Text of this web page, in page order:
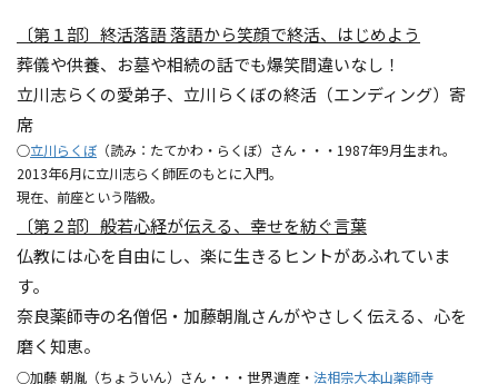
〔第１部〕終活落語 落語から笑顔で終活、はじめよう
葬儀や供養、お墓や相続の話でも爆笑間違いなし！
立川志らくの愛弟子、立川らくぼの終活（エンディング）寄
席
○立川らくぼ （読み：たてかわ・らくぼ）さん・・・1987年9月生まれ。
2013年6月に立川志らく師匠のもとに入門。
現在、前座という階級。
〔第２部〕般若心経が伝える、幸せを紡ぐ言葉
仏教には心を自由にし、楽に生きるヒントがあふれていま
す。
奈良薬師寺の名僧侶・加藤朝胤さんがやさしく伝える、心を
磨く知恵。
○加藤 朝胤（ちょういん）さん・・・世界遺産・ 法相宗大本山薬師寺